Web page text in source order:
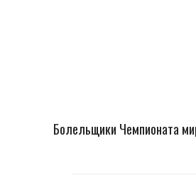
Болельщики Чемпионата